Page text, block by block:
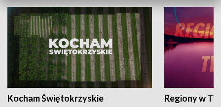
Kocham Świętokrzyskie Regiony w